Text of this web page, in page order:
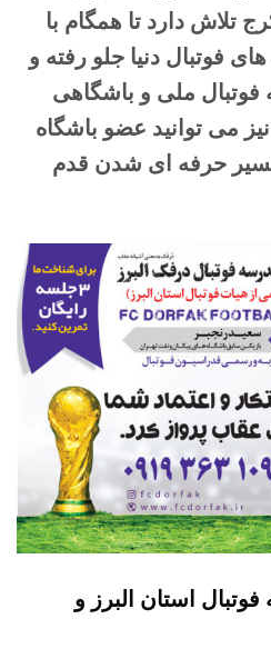
تلاش دارد تا همگام با
فوتبال دنیا جلو رفته و
فوتبال ملی و باشگاهی
می توانید عضو باشگاه
حرفه ای شدن قدم
استان البرز و